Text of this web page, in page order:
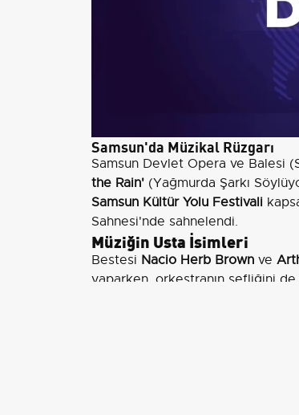
Samsun'da Müzikal Rüzgarı
Samsun Devlet Opera ve Balesi
the Rain' (Yağmurda Şarkı
Samsun Kültür Yolu Festivali
Sahnesi'nde sahnelendi.
Müziğin Usta İsimleri
Bestesi Nacio Herb Brown ve
yaparken, orkestranın şefliğini